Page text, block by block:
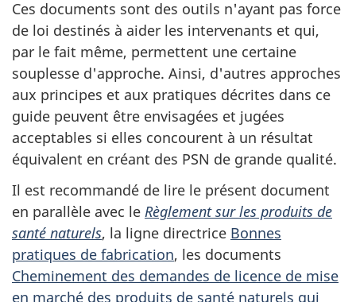
Ces documents sont des outils n'ayant pas force
de loi destinés à aider les intervenants et qui,
par le fait même, permettent une certaine
souplesse d'approche. Ainsi, d'autres approches
aux principes et aux pratiques décrites dans ce
guide peuvent être envisagées et jugées
acceptables si elles concourent à un résultat
équivalent en créant des PSN de grande qualité.
Il est recommandé de lire le présent document
en parallèle avec le Règlement sur les produits de
santé naturels, la ligne directrice Bonnes
pratiques de fabrication, les documents
Cheminement des demandes de licence de mise
en marché des produits de santé naturels qui